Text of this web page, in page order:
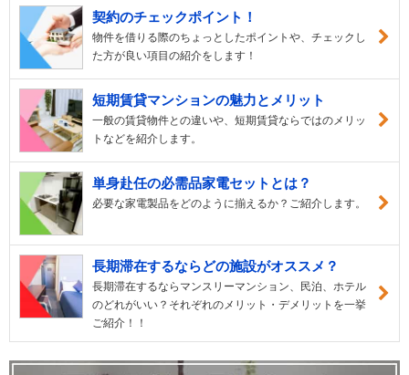
契約のチェックポイント！
物件を借りる際のちょっとしたポイントや、チェックし
た方が良い項目の紹介をします！
短期賃貸マンションの魅力とメリット
一般の賃貸物件との違いや、短期賃貸ならではのメリッ
トなどを紹介します。
単身赴任の必需品家電セットとは？
必要な家電製品をどのように揃えるか？ご紹介します。
長期滞在するならどの施設がオススメ？
長期滞在するならマンスリーマンション、民泊、ホテル
のどれがいい？それぞれのメリット・デメリットを一挙
ご紹介！！